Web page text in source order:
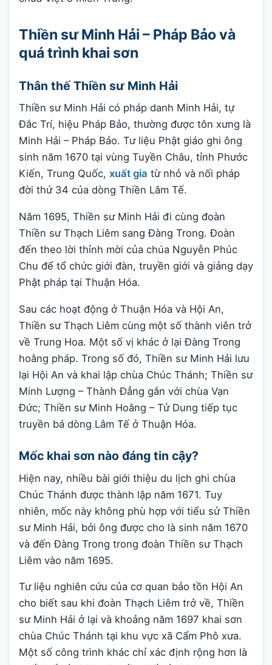
Thiền sư Minh Hải – Pháp Bảo và
quá trình khai sơn
Thân thế Thiền sư Minh Hải
Thiền sư Minh Hải có pháp danh Minh Hải, tự
Đắc Trí, hiệu Pháp Bảo, thường được tôn xưng là
Minh Hải – Pháp Bảo. Tư liệu Phật giáo ghi ông
sinh năm 1670 tại vùng Tuyền Châu, tỉnh Phước
Kiến, Trung Quốc, xuất gia từ nhỏ và nối pháp
đời thứ 34 của dòng Thiền Lâm Tế.
Năm 1695, Thiền sư Minh Hải đi cùng đoàn
Thiền sư Thạch Liêm sang Đàng Trong. Đoàn
đến theo lời thỉnh mời của chúa Nguyễn Phúc
Chu để tổ chức giới đàn, truyền giới và giảng dạy
Phật pháp tại Thuận Hóa.
Sau các hoạt động ở Thuận Hóa và Hội An,
Thiền sư Thạch Liêm cùng một số thành viên trở
về Trung Hoa. Một số vị khác ở lại Đàng Trong
hoằng pháp. Trong số đó, Thiền sư Minh Hải lưu
lại Hội An và khai lập chùa Chúc Thánh; Thiền sư
Minh Lượng – Thành Đẳng gắn với chùa Vạn
Đức; Thiền sư Minh Hoằng – Tử Dung tiếp tục
truyền bá dòng Lâm Tế ở Thuận Hóa.
Mốc khai sơn nào đáng tin cậy?
Hiện nay, nhiều bài giới thiệu du lịch ghi chùa
Chúc Thánh được thành lập năm 1671. Tuy
nhiên, mốc này không phù hợp với tiểu sử Thiền
sư Minh Hải, bởi ông được cho là sinh năm 1670
và đến Đàng Trong trong đoàn Thiền sư Thạch
Liêm vào năm 1695.
Tư liệu nghiên cứu của cơ quan bảo tồn Hội An
cho biết sau khi đoàn Thạch Liêm trở về, Thiền
sư Minh Hải ở lại và khoảng năm 1697 khai sơn
chùa Chúc Thánh tại khu vực xã Cẩm Phô xưa.
Một số công trình khác chỉ xác định rộng hơn là